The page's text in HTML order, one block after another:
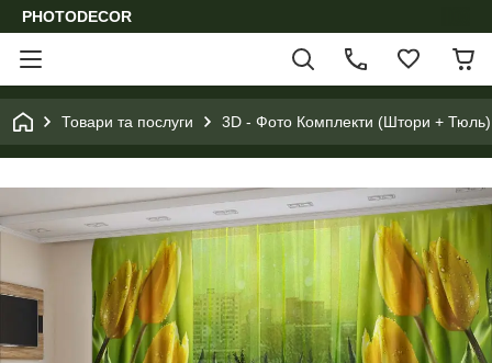
PHOTODECOR
Товари та послуги 3D - Фото Комплекти (Штори + Тюль)